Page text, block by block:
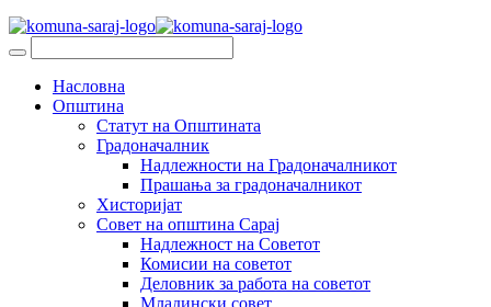
Насловна
Општина
Статут на Општината
Градоначалник
Надлежности на Градоначалникот
Прашања за градоначалникот
Хисторијат
Совет на општина Сарај
Надлежност на Советот
Комисии на советот
Деловник за работа на советот
Младински совет